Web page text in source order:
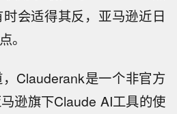
会适得其反，亚马逊近日
。
Clauderank是一个非官方
逊旗下Claude AI工具的使